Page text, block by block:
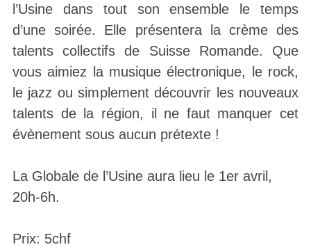
l’Usine dans tout son ensemble le temps
d’une soirée. Elle présentera la crème des
talents collectifs de Suisse Romande. Que
vous aimiez la musique électronique, le rock,
le jazz ou simplement découvrir les nouveaux
talents de la région, il ne faut manquer cet
évènement sous aucun prétexte !
La Globale de l’Usine aura lieu le 1er avril,
20h-6h.
Prix: 5chf